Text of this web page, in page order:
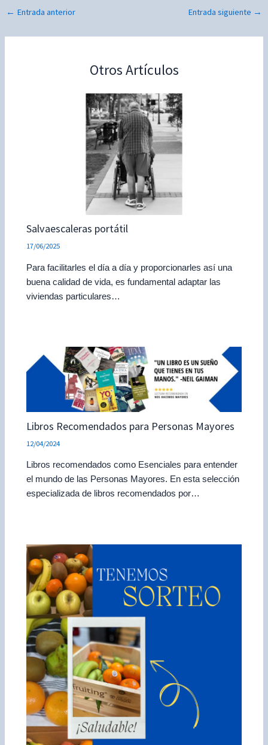
← Entrada anterior Entrada siguiente →
Otros Artículos
Salvaescaleras portátil
17/06/2025
Para facilitarles el día a día y proporcionarles así una
buena calidad de vida, es fundamental adaptar las
viviendas particulares…
Libros Recomendados para Personas Mayores
12/04/2024
Libros recomendados como Esenciales para entender
el mundo de las Personas Mayores. En esta selección
especializada de libros recomendados por…